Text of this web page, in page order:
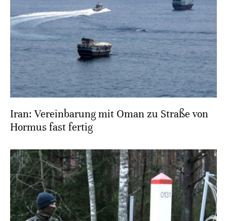
Iran: Vereinbarung mit Oman zu Straße von
Hormus fast fertig